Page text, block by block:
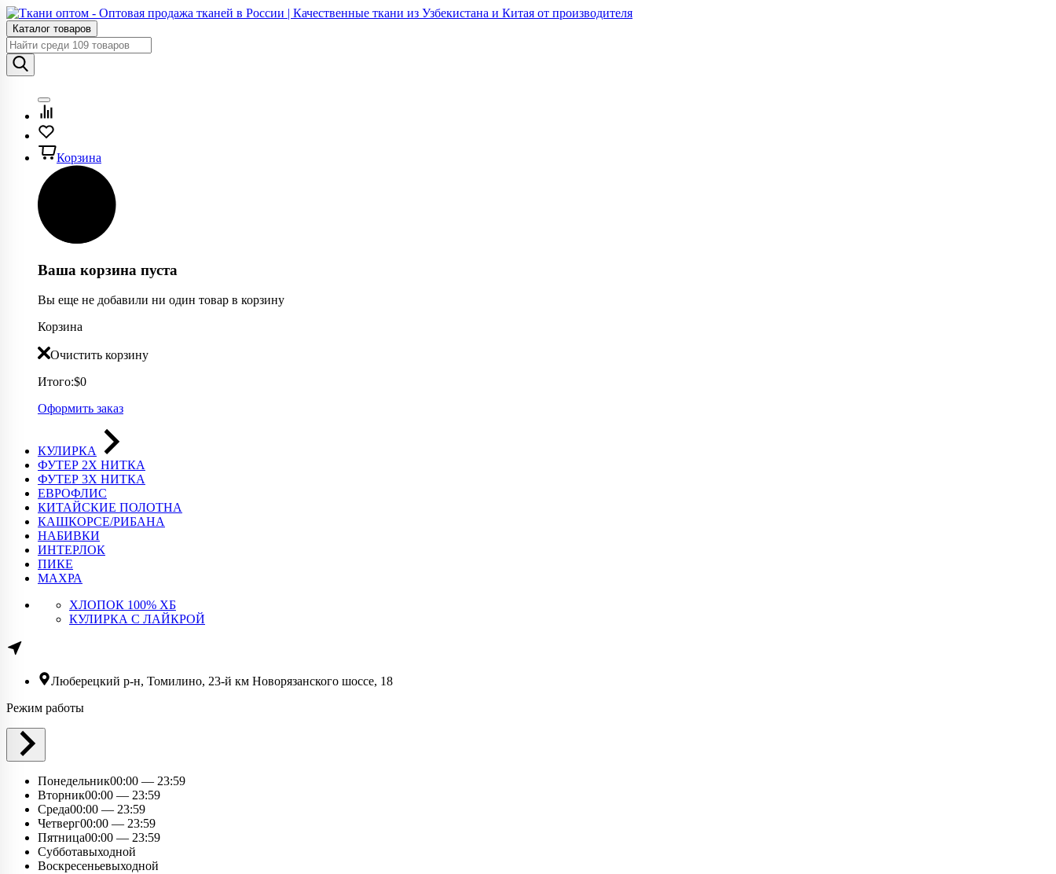
Каталог товаров
Корзина
Ваша корзина пуста
Вы еще не добавили ни один товар в корзину
Корзина
Очистить корзину
Итого:$0
Оформить заказ
КУЛИРКА
ФУТЕР 2Х НИТКА
ФУТЕР 3Х НИТКА
ЕВРОФЛИС
КИТАЙСКИЕ ПОЛОТНА
КАШКОРСЕ/РИБАНА
НАБИВКИ
ИНТЕРЛОК
ПИКЕ
МАХРА
ХЛОПОК 100% ХБ
КУЛИРКА С ЛАЙКРОЙ
Люберецкий р-н, Томилино, 23-й км Новорязанского шоссе, 18​
Режим работы
Понедельник00:00 — 23:59
Вторник00:00 — 23:59
Среда00:00 — 23:59
Четверг00:00 — 23:59
Пятница00:00 — 23:59
Субботавыходной
Воскресеньевыходной